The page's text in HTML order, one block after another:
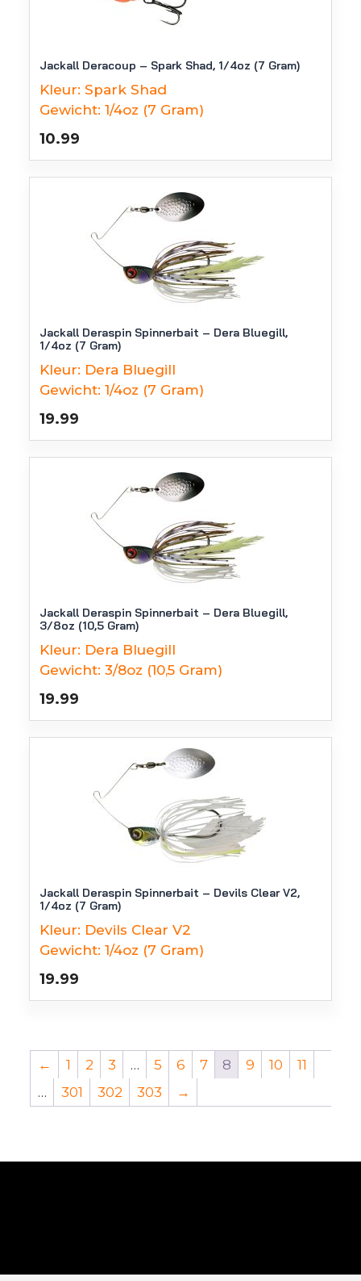
Jackall Deracoup – Spark Shad, 1/4oz (7 Gram)
Kleur: Spark Shad
Gewicht: 1/4oz (7 Gram)
10.99
Jackall Deraspin Spinnerbait – Dera Bluegill,
1/4oz (7 Gram)
Kleur: Dera Bluegill
Gewicht: 1/4oz (7 Gram)
19.99
Jackall Deraspin Spinnerbait – Dera Bluegill,
3/8oz (10,5 Gram)
Kleur: Dera Bluegill
Gewicht: 3/8oz (10,5 Gram)
19.99
Jackall Deraspin Spinnerbait – Devils Clear V2,
1/4oz (7 Gram)
Kleur: Devils Clear V2
Gewicht: 1/4oz (7 Gram)
19.99
← 1 2 3 … 5 6 7 8 9 10
11
…
301 302 303 →